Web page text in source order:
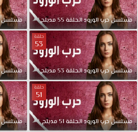
مسلسلحربالورودالحلقة55مدبلج مسلسل
حلقة
53
مسلسلحربالورودالحلقة53مدبلج مسلسل
حلقة
51
مسلسلحربالورودالحلقة51مدبلج مسلسل